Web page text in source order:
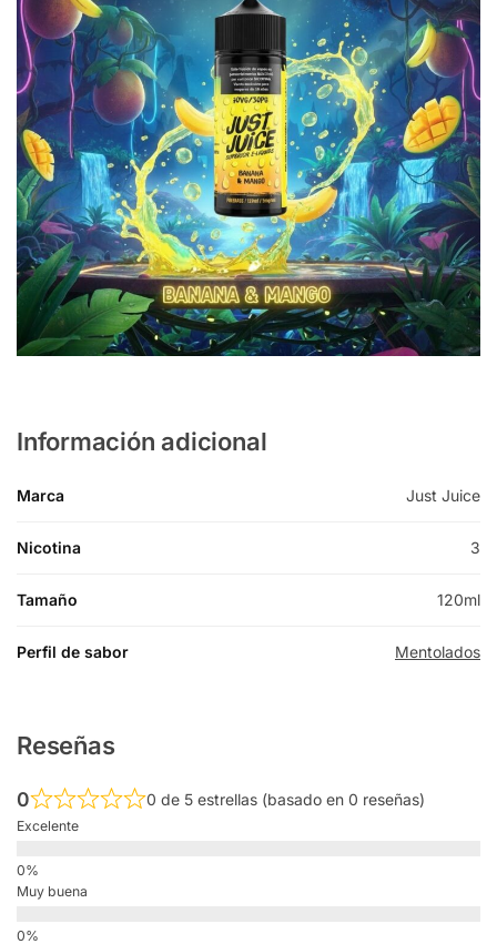
Información adicional
Marca Just Juice
Nicotina 3
Tamaño 120ml
Perfil de sabor Mentolados
Reseñas
0 0 de 5 estrellas (basado en 0 reseñas)
Excelente
Muy buena